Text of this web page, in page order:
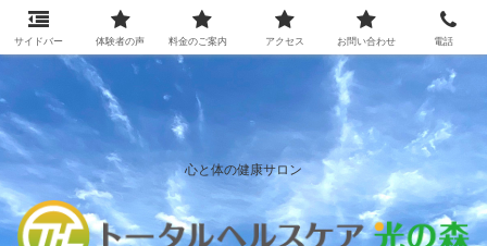
心と体の健康サロン
サイドバー 体験者の声 料金のご案内 アクセス お問い合わせ 電話